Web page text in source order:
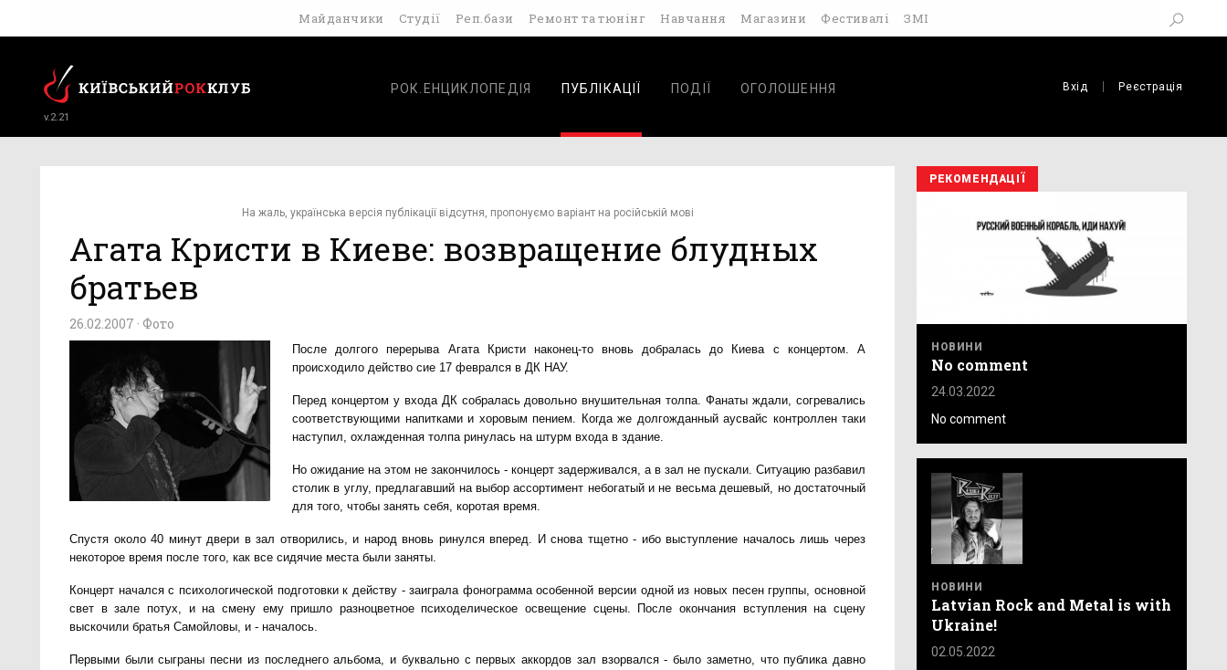
Майданчики Студії Реп.бази Ремонт та тюнінг Навчання Магазини Фестивалі ЗМІ
v.2.21
РОК.ЕНЦИКЛОПЕДІЯ ПУБЛІКАЦІЇ ПОДІЇ ОГОЛОШЕННЯ Вхід Реєстрація
На жаль, українська версія публікації відсутня, пропонуємо варіант на російській мові
Агата Кристи в Киеве: возвращение блудных
братьев
26.02.2007 · Фото
После долгого перерыва Агата Кристи наконец-то вновь добралась до Киева с концертом. А
происходило действо сие 17 феврался в ДК НАУ.
Перед концертом у входа ДК собралась довольно внушительная толпа. Фанаты ждали, согревались
соответствующими напитками и хоровым пением. Когда же долгожданный аусвайс контроллен таки
наступил, охлажденная толпа ринулась на штурм входа в здание.
Но ожидание на этом не закончилось - концерт задерживался, а в зал не пускали. Ситуацию разбавил
столик в углу, предлагавший на выбор ассортимент небогатый и не весьма дешевый, но достаточный
для того, чтобы занять себя, коротая время.
Спустя около 40 минут двери в зал отворились, и народ вновь ринулся вперед. И снова тщетно - ибо выступление началось лишь через
некоторое время после того, как все сидячие места были заняты.
Концерт начался с психологической подготовки к действу - заиграла фонограмма особенной версии одной из новых песен группы, основной
свет в зале потух, и на смену ему пришло разноцветное психоделическое освещение сцены. После окончания вступления на сцену
выскочили братья Самойловы, и - началось.
Первыми были сыграны песни из последнего альбома, и буквально с первых аккордов зал взорвался - было заметно, что публика давно
РЕКОМЕНДАЦІЇ
НОВИНИ
No comment
24.03.2022
No comment
НОВИНИ
Latvian Rock and Metal is with
Ukraine!
02.05.2022